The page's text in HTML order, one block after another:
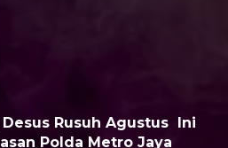
Desus Rusuh Agustus Ini
Polda Metro Jaya